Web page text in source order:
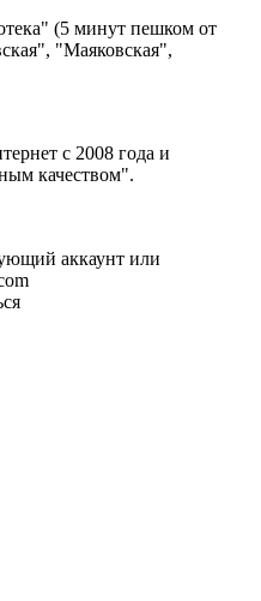
(5 минут пешком от
"Маяковская",
c 2008 года и
качеством".
аккаунт или